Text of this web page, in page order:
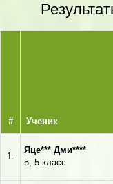
# Ученик
1.
Яце*** Дми****
5, 5 класс